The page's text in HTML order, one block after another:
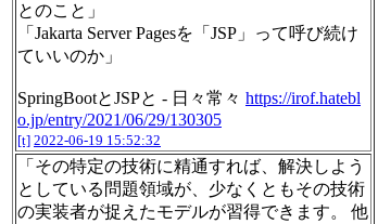
とのこと」
「Jakarta Server Pagesを「JSP」って呼び続け
ていいのか」
SpringBootとJSPと - 日々常々 https://irof.hatebl
o.jp/entry/2021/06/29/130305
[t] 2022-06-19 15:52:32
「その特定の技術に精通すれば、解決しよう
としている問題領域が、少なくともその技術
の実装者が捉えたモデルが習得できます。 他